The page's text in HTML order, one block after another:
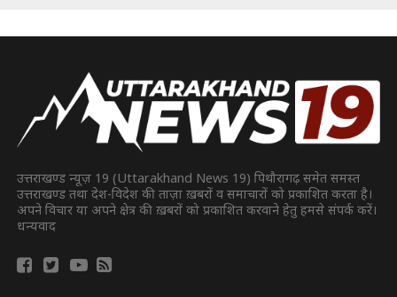
उत्तराखण्ड न्यूज़ 19 (Uttarakhand News 19) पिथौरागढ़ समेत समस्त
उत्तराखण्ड तथा देश-विदेश की ताज़ा ख़बरों व समाचारों को प्रकाशित करता है।
अपने विचार या अपने क्षेत्र की ख़बरों को प्रकाशित करवाने हेतु हमसे संपर्क करें।
धन्यवाद